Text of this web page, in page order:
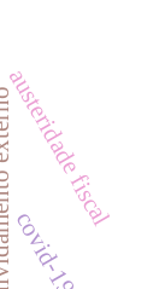
covid-19
austeridade fiscal